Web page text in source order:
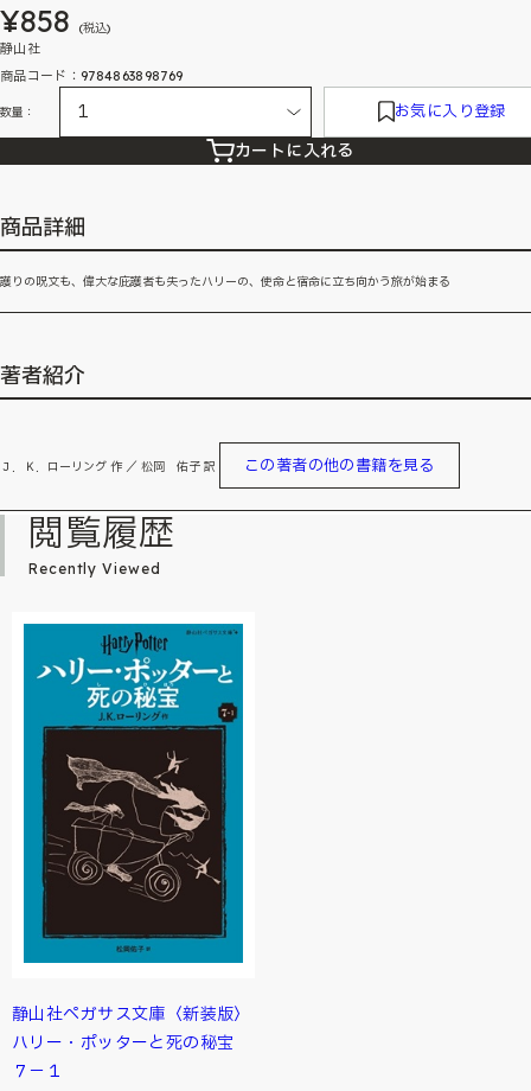
¥858 (税込)
静山社
商品コード：9784863898769
数量： お気に入り登録
カートに入れる
商品詳細
護りの呪文も、偉大な庇護者も失ったハリーの、使命と宿命に立ち向かう旅が始まる
著者紹介
Ｊ．Ｋ．ローリング 作 ／ 松岡 佑子 訳 この著者の他の書籍を見る
閲覧履歴
Recently Viewed
静山社ペガサス文庫〈新装版〉
ハリー・ポッターと死の秘宝
７－１